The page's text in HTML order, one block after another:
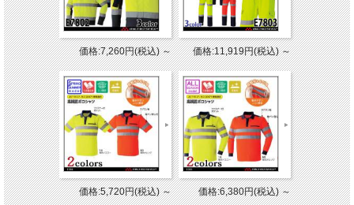
価格:7,260円(税込)～ 価格:11,919円(税込)～
価格:5,720円(税込)～ 価格:6,380円(税込)～